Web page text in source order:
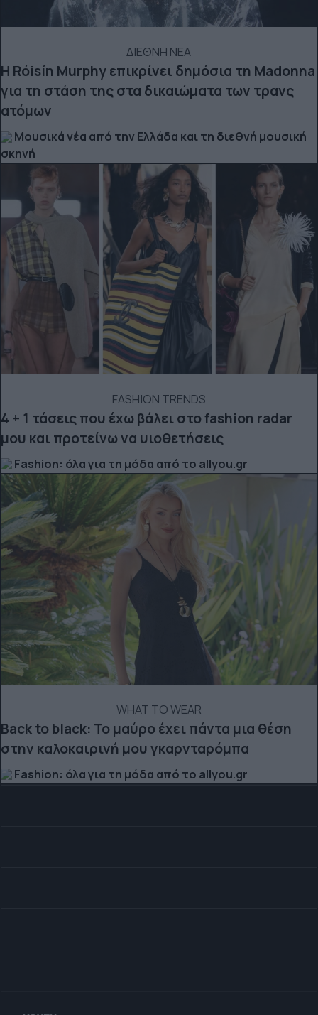
ΔΙΕΘΝΗ ΝΕΑ
Η Róisín Murphy επικρίνει δημόσια τη Madonna
για τη στάση της στα δικαιώματα των τρανς
ατόμων
Μουσικά νέα από την Ελλάδα και τη διεθνή μουσική
σκηνή
FASHION TRENDS
4 + 1 τάσεις που έχω βάλει στο fashion radar
μου και προτείνω να υιοθετήσεις
Fashion: όλα για τη μόδα από το allyou.gr
WHAT TO WEAR
Back to black: Το μαύρο έχει πάντα μια θέση
στην καλοκαιρινή μου γκαρνταρόμπα
Fashion: όλα για τη μόδα από το allyou.gr